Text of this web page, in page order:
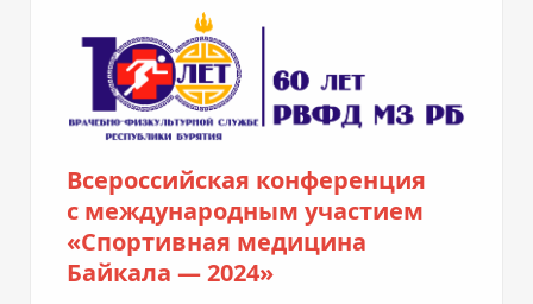
Всероссийская конференция
с международным участием
«Спортивная медицина
Байкала — 2024»